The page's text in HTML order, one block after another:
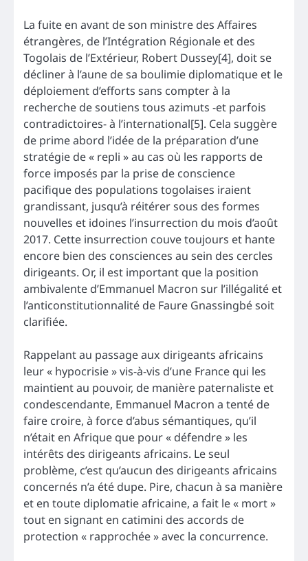
La fuite en avant de son ministre des Affaires
étrangères, de l’Intégration Régionale et des
Togolais de l’Extérieur, Robert Dussey[4], doit se
décliner à l’aune de sa boulimie diplomatique et le
déploiement d’efforts sans compter à la
recherche de soutiens tous azimuts -et parfois
contradictoires- à l’international[5]. Cela suggère
de prime abord l’idée de la préparation d’une
stratégie de « repli » au cas où les rapports de
force imposés par la prise de conscience
pacifique des populations togolaises iraient
grandissant, jusqu’à réitérer sous des formes
nouvelles et idoines l’insurrection du mois d’août
2017. Cette insurrection couve toujours et hante
encore bien des consciences au sein des cercles
dirigeants. Or, il est important que la position
ambivalente d’Emmanuel Macron sur l’illégalité et
l’anticonstitutionnalité de Faure Gnassingbé soit
clarifiée.
Rappelant au passage aux dirigeants africains
leur « hypocrisie » vis-à-vis d’une France qui les
maintient au pouvoir, de manière paternaliste et
condescendante, Emmanuel Macron a tenté de
faire croire, à force d’abus sémantiques, qu’il
n’était en Afrique que pour « défendre » les
intérêts des dirigeants africains. Le seul
problème, c’est qu’aucun des dirigeants africains
concernés n’a été dupe. Pire, chacun à sa manière
et en toute diplomatie africaine, a fait le « mort »
tout en signant en catimini des accords de
protection « rapprochée » avec la concurrence.